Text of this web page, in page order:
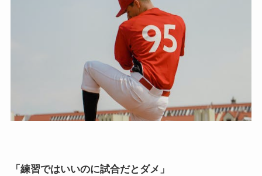
「練習ではいいのに試合だとダメ」